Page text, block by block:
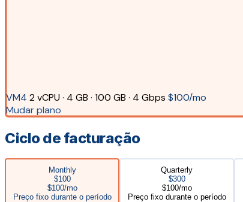
VM4 2 vCPU · 4 GB · 100 GB · 4 Gbps $100/mo
Mudar plano
Ciclo de facturação
Monthly
$100
$100/mo
Preço fixo durante o período
Quarterly
$300
$100/mo
Preço fixo durante o período